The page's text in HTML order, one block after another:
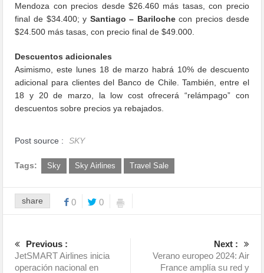
Mendoza con precios desde $26.460 más tasas, con precio
final de $34.400; y Santiago – Barilochecon precios desde
$24.500 más tasas, con precio final de $49.000.
Descuentos adicionales
Asimismo, este lunes 18 de marzo habrá 10% de descuento
adicional para clientes del Banco de Chile. También, entre el
18 y 20 de marzo, la low cost ofrecerá “relámpago” con
descuentos sobre precios ya rebajados.
Post source : SKY
Tags: Sky Sky Airlines Travel Sale
share 0 0
Previous :
JetSMART Airlines inicia
operación nacional en
Next :
Verano europeo 2024: Air
France amplía su red y